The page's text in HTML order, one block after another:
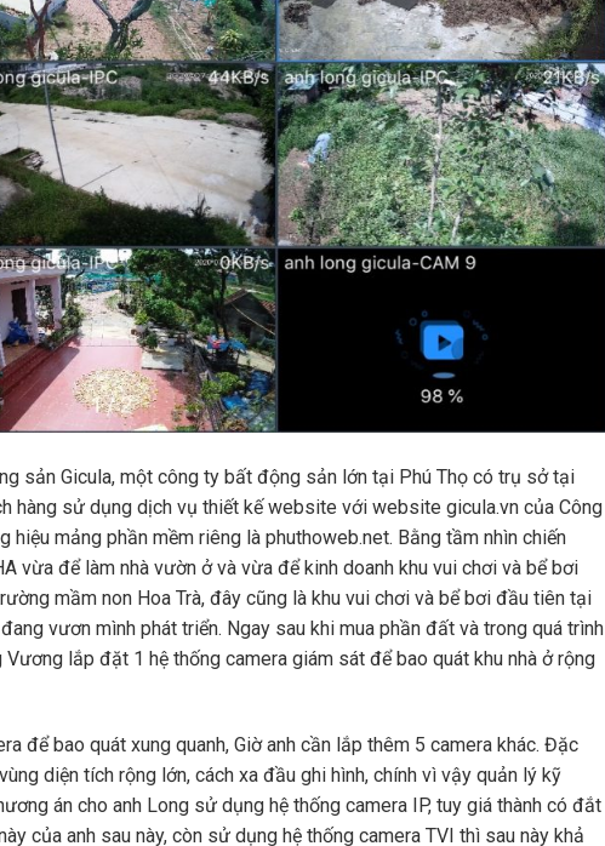
sản Gicula, một công ty bất động sản lớn tại Phú Thọ có trụ sở tại
hàng sử dụng dịch vụ thiết kế website với website gicula.vn của Công
mảng phần mềm riêng là phuthoweb.net. Bằng tầm nhìn chiến
vừa để làm nhà vườn ở và vừa để kinh doanh khu vui chơi và bể bơi
mầm non Hoa Trà, đây cũng là khu vui chơi và bể bơi đầu tiên tại
vươn mình phát triển. Ngay sau khi mua phần đất và trong quá trình
lắp đặt 1 hệ thống camera giám sát để bao quát khu nhà ở rộng
để bao quát xung quanh, Giờ anh cần lắp thêm 5 camera khác. Đặc
diện tích rộng lớn, cách xa đầu ghi hình, chính vì vậy quản lý kỹ
án cho anh Long sử dụng hệ thống camera IP, tuy giá thành có đắt
của anh sau này, còn sử dụng hệ thống camera TVI thì sau này khả